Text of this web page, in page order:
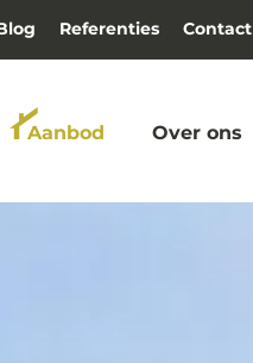
Referenties Contact
Aanbod Over ons